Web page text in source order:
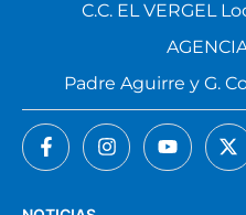
C.C. EL VERGEL
Padre Aguirre y G.